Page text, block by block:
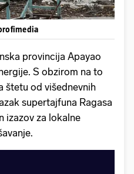
provincija Apayao
S obzirom na to
štetu od višednevnih
supertajfuna Ragasa
izazov za lokalne